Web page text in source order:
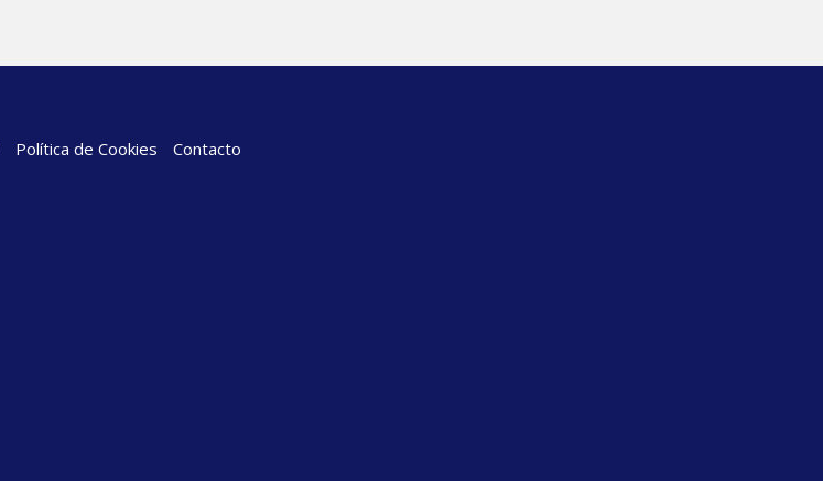
Política de Cookies Contacto